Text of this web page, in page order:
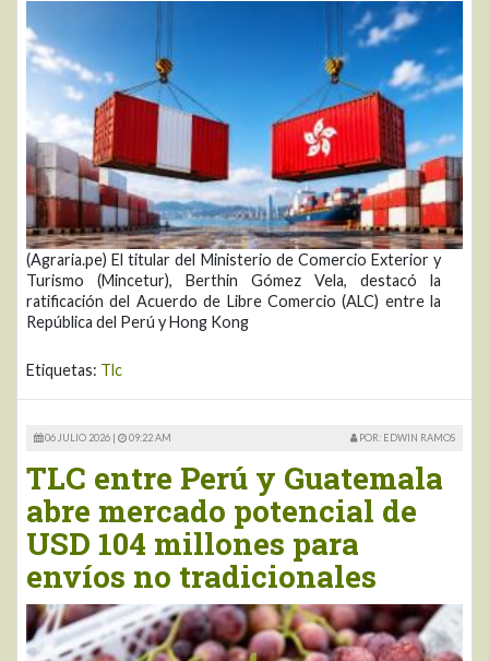
(Agraria.pe) El titular del Ministerio de Comercio Exterior y
Turismo (Mincetur), Berthin Gómez Vela, destacó la
ratificación del Acuerdo de Libre Comercio (ALC) entre la
República del Perú y Hong Kong
Etiquetas: Tlc
06 JULIO 2026 | 09:22 AM POR: EDWIN RAMOS
TLC entre Perú y Guatemala
abre mercado potencial de
USD 104 millones para
envíos no tradicionales